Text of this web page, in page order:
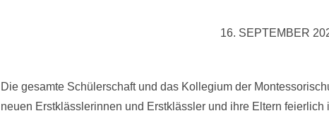
16. SEPTEMBER
Die gesamte Schülerschaft und das Kollegium der
neuen Erstklässlerinnen und Erstklässler und ihre Eltern